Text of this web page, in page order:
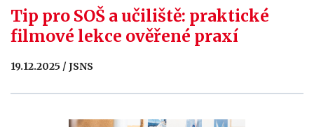
Tip pro SOŠ a učiliště: praktické
filmové lekce ověřené praxí
19.12.2025 / JSNS